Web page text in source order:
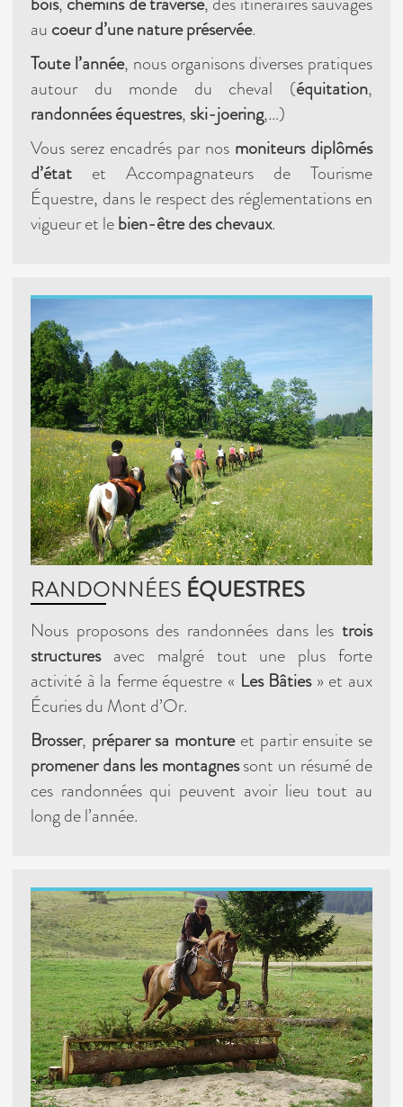
au coeur d’une nature préservée.
Toute l’année, nous organisons diverses pratiques
autour du monde du cheval (équitation,
randonnées équestres, ski-joering,…)
Vous serez encadrés par nos moniteurs diplômés
d’état et Accompagnateurs de Tourisme
Équestre, dans le respect des réglementations en
vigueur et lebien-être des chevaux.
RANDONNÉES ÉQUESTRES
Nous proposons des randonnées dans les trois
structuresavec malgré tout une plus forte
activité à la ferme équestre « Les Bâties» et aux
Écuries du Mont d’Or.
Brosser, préparer sa montureet partir ensuite se
promener dans les montagnessont un résumé de
ces randonnées qui peuvent avoir lieu tout au
long de l’année.